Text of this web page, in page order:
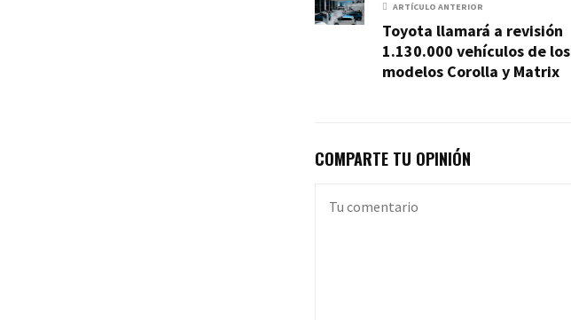
ARTÍCULO ANTERIOR
Toyota llamará a revisión
1.130.000 vehículos de los
modelos Corolla y Matrix
COMPARTE TU OPINIÓN